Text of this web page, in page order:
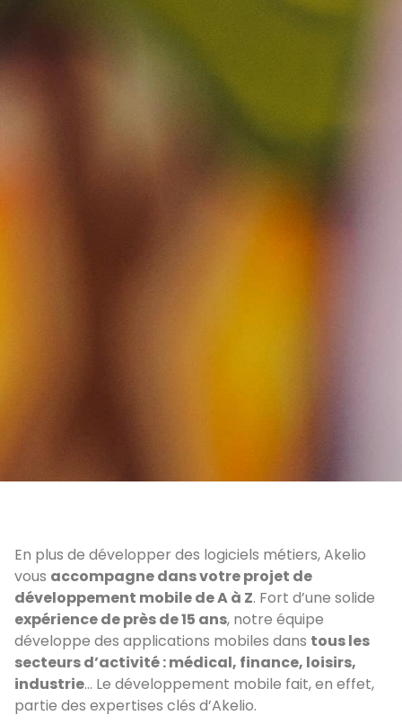
En plus de développer des logiciels métiers, Akelio
vous accompagne dans votre projet de
développement mobile de A à Z. Fort d’une solide
expérience de près de 15 ans, notre équipe
développe des applications mobiles dans tous les
secteurs d’activité : médical, finance, loisirs,
industrie… Le développement mobile fait, en effet,
partie des expertises clés d’Akelio.